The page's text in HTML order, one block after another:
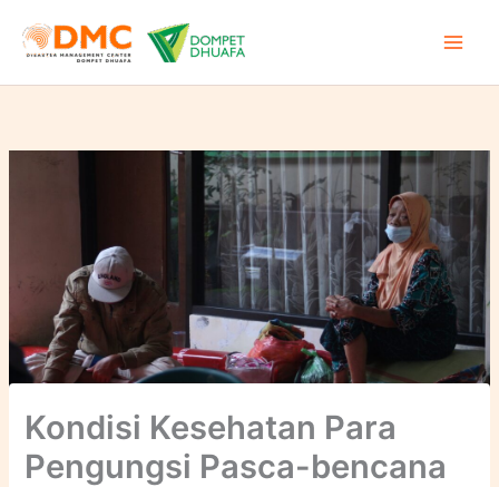
Kondisi Kesehatan Para
Pengungsi Pasca-bencana